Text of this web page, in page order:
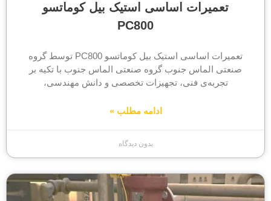
تعمیرات اساسی استیک بیل کوماتسو
PC800
تعمیرات اساسی استیک بیل کوماتسو PC800 توسط گروه
صنعتی الماس جنوب گروه صنعتی الماس جنوب با تکیه بر
تجربه‌ی فنی، تجهیزات تخصصی و دانش مهندسی،
ادامه مطلب »
بدون دیدگاه